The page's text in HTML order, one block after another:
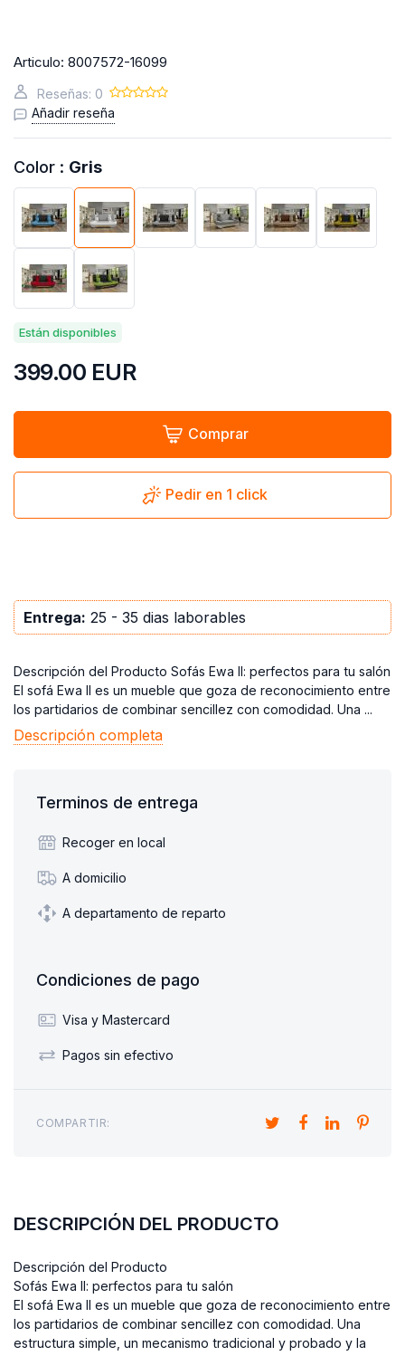
Articulo: 8007572-16099
Reseñas: 0
Añadir reseña
Color : Gris
Están disponibles
399.00 EUR
Comprar
Pedir en 1 click
Entrega: 25 - 35 dias laborables
Descripción del Producto Sofás Ewa II: perfectos para tu salón
El sofá Ewa II es un mueble que goza de reconocimiento entre
los partidarios de combinar sencillez con comodidad. Una ...
Descripción completa
Terminos de entrega
Recoger en local
A domicilio
A departamento de reparto
Condiciones de pago
Visa y Mastercard
Pagos sin efectivo
COMPARTIR:
DESCRIPCIÓN DEL PRODUCTO
Descripción del Producto
Sofás Ewa II: perfectos para tu salón
El sofá Ewa II es un mueble que goza de reconocimiento entre
los partidarios de combinar sencillez con comodidad. Una
estructura simple, un mecanismo tradicional y probado y la